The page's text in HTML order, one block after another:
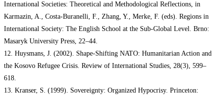
International Societies: Theoretical and Methodological Reflections, in
Karmazin, A., Costa-Buranelli, F., Zhang, Y., Merke, F. (eds). Regions in
International Society: The English School at the Sub-Global Level. Brno:
Masaryk University Press, 22–44.
12. Huysmans, J. (2002). Shape-Shifting NATO: Humanitarian Action and
the Kosovo Refugee Crisis. Review of International Studies, 28(3), 599–
618.
13. Kranser, S. (1999). Sovereignty: Organized Hypocrisy. Princeton: